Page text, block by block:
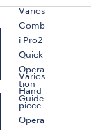
Varios
Comb
i Pro2
Quick
Opera
tion
Guide
Varios
Hand
piece
Opera